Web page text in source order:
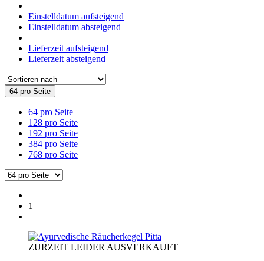
Einstelldatum aufsteigend
Einstelldatum absteigend
Lieferzeit aufsteigend
Lieferzeit absteigend
64 pro Seite
64 pro Seite
128 pro Seite
192 pro Seite
384 pro Seite
768 pro Seite
1
ZURZEIT LEIDER AUSVERKAUFT